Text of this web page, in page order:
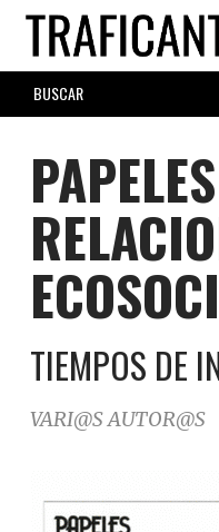
Skip
main
content
SEARCH
FORM
TIEMPOS DE
VARI@S AUTOR@S